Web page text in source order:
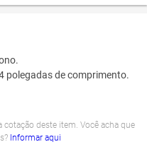
polegadas de comprimento.
deste item. Você acha que
Informar aqui